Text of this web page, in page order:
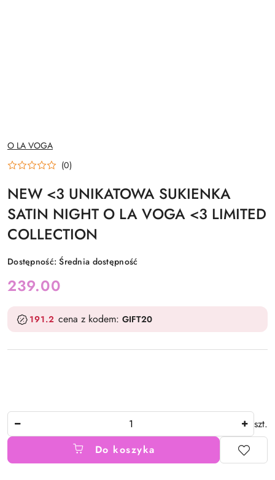
NAZWA
PRODUCENTA:
O LA VOGA
(0)
NEW <3 UNIKATOWA SUKIENKA
SATIN NIGHT O LA VOGA <3 LIMITED
COLLECTION
Dostępność:Średnia dostępność
cena:
239.00
191.2 cena z kodem: GIFT20
szt.
Do koszyka